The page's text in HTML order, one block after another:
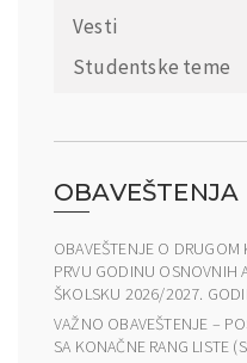
Vesti
Studentske teme
OBAVEŠTENJA
OBAVEŠTENJE O
PRVU GODINU OSNOVNIH
ŠKOLSKU 2026/2027.
VAŽNO OBAVEŠTENJE –
SA KONAČNE RANG LISTE